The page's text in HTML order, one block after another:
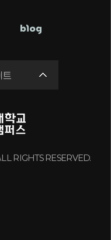
RIGHTS RESERVED.
트
원
스템
병원